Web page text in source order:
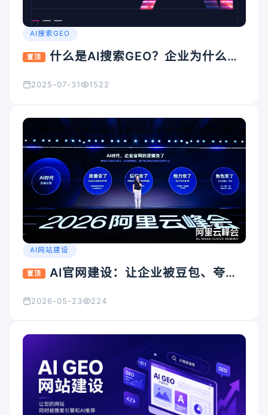
AI搜索GEO
置顶
什么是AI搜索GEO？企业为什么要
2025-07-31 1522
AI网站建设
置顶
AI官网建设：让企业被豆包、夸
2026-05-23 224